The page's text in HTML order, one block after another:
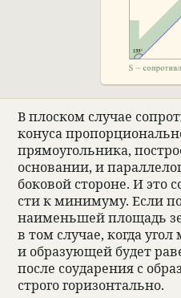
В плос­ком слу­чае
конуса
прямо­уголь­ника,
осно­ва­нии, и
боко­вой сто­роне. И это
сти к минимуму. Если
наименьшей площадь
в том слу­чае, когда
и обра­зующей будет
после соуда­ре­ния с
строго гори­зон­тально.